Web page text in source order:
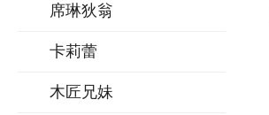
席琳狄翁
卡莉蕾
木匠兄妹